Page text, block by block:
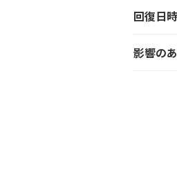
回復日時
影響の